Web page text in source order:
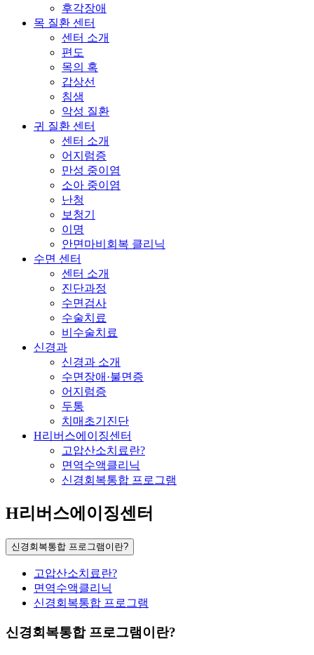
후각장애
목 질환 센터
센터 소개
편도
목의 혹
갑상선
침샘
악성 질환
귀 질환 센터
센터 소개
어지럼증
만성 중이염
소아 중이염
난청
보청기
이명
안면마비회복 클리닉
수면 센터
센터 소개
진단과정
수면검사
수술치료
비수술치료
신경과
신경과 소개
수면장애·불면증
어지럼증
두통
치매초기진단
H리버스에이징센터
고압산소치료란?
면역수액클리닉
신경회복통합 프로그램
H리버스에이징센터
신경회복통합 프로그램이란?
고압산소치료란?
면역수액클리닉
신경회복통합 프로그램
신경회복통합 프로그램이란?